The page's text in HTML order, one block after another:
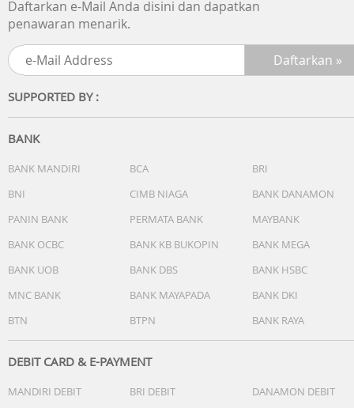
Fitur jam :
- Waktu Dunia
- Grafik gelombang
- Waktu Mundur
- Kalender
- Fitur hemat energi
- Stopwatch
- Warna cahaya Led Putih
- Fitur senyap : Suara tombol operasi aktif/nonaktif
- Data bulan
- Tampilan matahari terbit/tenggelam
Fitur Lain :
- Format 12/24 jam
- Penunjuk waktu standar: Jam, menit, detik, am/pm,
tanggal, hari
- Pembuatan profil pengguna
- Vibrator
Daftarkan e-Mail Anda disini dan dapatkan
penawaran menarik.
SUPPORTED BY :
BANK
BANK MANDIRI BCA
BRI
BNI
CIMB NIAGA
BANK DANAMON
PANIN BANK
PERMATA BANK
MAYBANK
BANK OCBC
BANK KB BUKOPIN
BANK MEGA
BANK UOB
BANK DBS
BANK HSBC
MNC BANK
BANK MAYAPADA
BANK DKI
BTN
BTPN BANK RAYA
DEBIT CARD & E-PAYMENT
MANDIRI DEBIT BRI DEBIT
DANAMON DEBIT